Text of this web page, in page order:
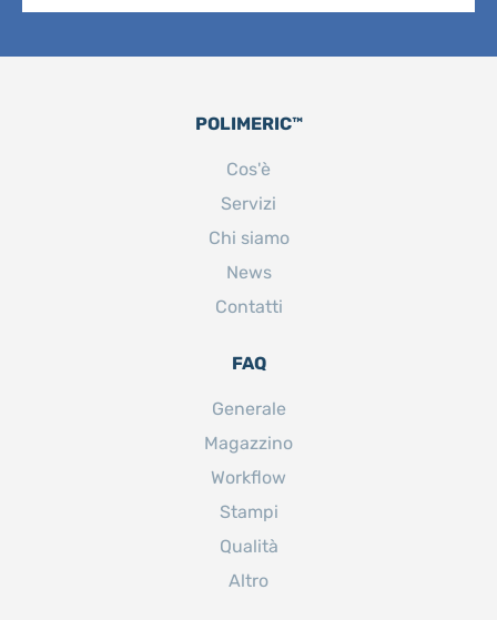
POLIMERIC™
Cos'è
Servizi
Chi siamo
News
Contatti
FAQ
Generale
Magazzino
Workflow
Stampi
Qualità
Altro